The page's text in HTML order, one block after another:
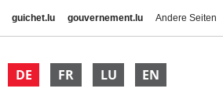
guichet.lu gouvernement.lu Andere Seiten
DE FR LU EN